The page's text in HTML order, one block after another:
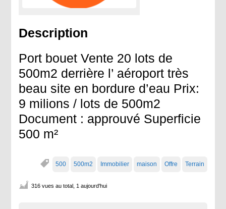
Description
Port bouet Vente 20 lots de
500m2 derrière l’ aéroport très
beau site en bordure d’eau Prix:
9 milions / lots de 500m2
Document : approuvé Superficie
500 m²
500 500m2 Immobilier maison Offre Terrain
316 vues au total, 1 aujourd'hui